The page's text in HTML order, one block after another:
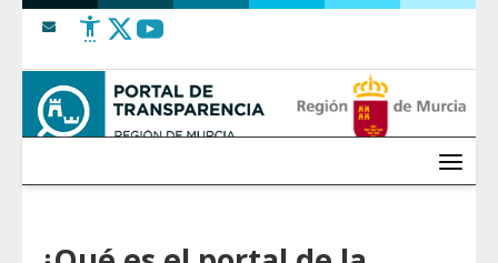
Saltar al contenido
Menú